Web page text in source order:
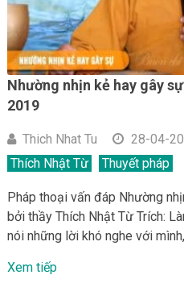
Nhường nhịn kẻ hay gây
2019
Thich Nhat Tu
28-04-
Thích Nhật Từ
Thuyết pháp
Pháp thoại vấn đáp Nhường
bởi thầy Thích Nhật Từ Trích:
nói những lời khó nghe với
Xem tiếp